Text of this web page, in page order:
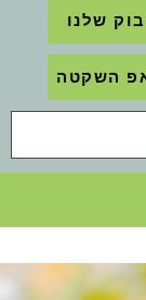
שלנו
השקטה